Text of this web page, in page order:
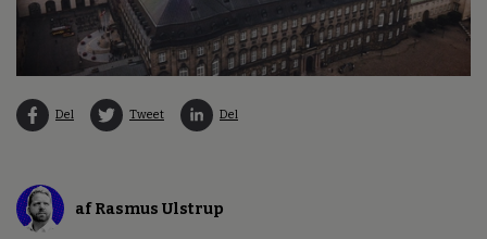
Del Tweet Del
af Rasmus Ulstrup